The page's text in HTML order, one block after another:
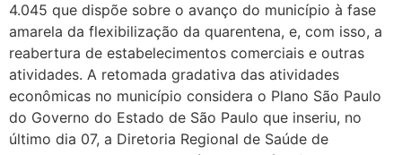
4.045 que dispõe sobre o avanço do município à fase
amarela da flexibilização da quarentena, e, com isso, a
reabertura de estabelecimentos comerciais e outras
atividades. A retomada gradativa das atividades
econômicas no município considera o Plano São Paulo
do Governo do Estado de São Paulo que inseriu, no
último dia 07, a Diretoria Regional de Saúde de